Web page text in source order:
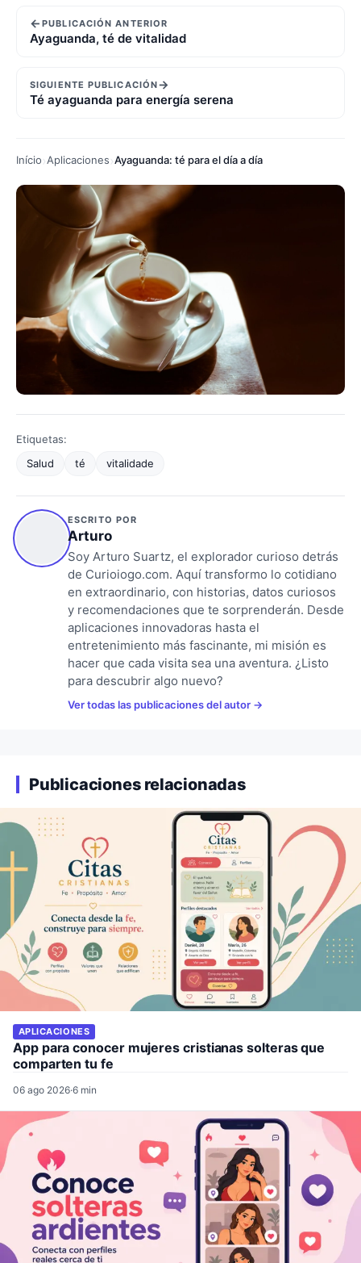
←PUBLICACIÓN ANTERIOR
Ayaguanda, té de vitalidad
SIGUIENTE PUBLICACIÓN→
Té ayaguanda para energía serena
Início Aplicaciones Ayaguanda: té para el día a día
Etiquetas:
Salud
té vitalidade
ESCRITO POR
Arturo
Soy Arturo Suartz, el explorador curioso detrás
de Curioiogo.com. Aquí transformo lo cotidiano
en extraordinario, con historias, datos curiosos
y recomendaciones que te sorprenderán. Desde
aplicaciones innovadoras hasta el
entretenimiento más fascinante, mi misión es
hacer que cada visita sea una aventura. ¿Listo
para descubrir algo nuevo?
Ver todas las publicaciones del autor
Publicaciones relacionadas
APLICACIONES
App para conocer mujeres cristianas solteras que
comparten tu fe
06 ago 2026·6 min